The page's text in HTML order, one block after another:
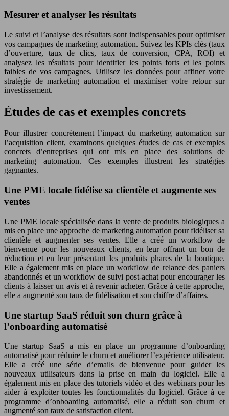
Mesurer et analyser les résultats
Le suivi et l’analyse des résultats sont indispensables pour optimiser
vos campagnes de marketing automation. Suivez les KPIs clés (taux
d’ouverture, taux de clics, taux de conversion, CPA, ROI) et
analysez les résultats pour identifier les points forts et les points
faibles de vos campagnes. Utilisez les données pour affiner votre
stratégie de marketing automation et maximiser votre retour sur
investissement.
Études de cas et exemples concrets
Pour illustrer concrètement l’impact du marketing automation sur
l’acquisition client, examinons quelques études de cas et exemples
concrets d’entreprises qui ont mis en place des solutions de
marketing automation. Ces exemples illustrent les stratégies
gagnantes.
Une PME locale fidélise sa clientèle et augmente ses
ventes
Une PME locale spécialisée dans la vente de produits biologiques a
mis en place une approche de marketing automation pour fidéliser sa
clientèle et augmenter ses ventes. Elle a créé un workflow de
bienvenue pour les nouveaux clients, en leur offrant un bon de
réduction et en leur présentant les produits phares de la boutique.
Elle a également mis en place un workflow de relance des paniers
abandonnés et un workflow de suivi post-achat pour encourager les
clients à laisser un avis et à revenir acheter. Grâce à cette approche,
elle a augmenté son taux de fidélisation et son chiffre d’affaires.
Une startup SaaS réduit son churn grâce à
l’onboarding automatisé
Une startup SaaS a mis en place un programme d’onboarding
automatisé pour réduire le churn et améliorer l’expérience utilisateur.
Elle a créé une série d’emails de bienvenue pour guider les
nouveaux utilisateurs dans la prise en main du logiciel. Elle a
également mis en place des tutoriels vidéo et des webinars pour les
aider à exploiter toutes les fonctionnalités du logiciel. Grâce à ce
programme d’onboarding automatisé, elle a réduit son churn et
augmenté son taux de satisfaction client.